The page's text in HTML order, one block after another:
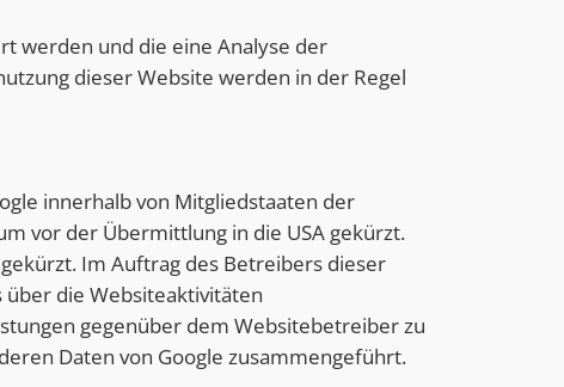
werden und die eine Analyse der
dieser Website werden in der Regel
innerhalb von Mitgliedstaaten der
vor der Übermittlung in die USA gekürzt.
Im Auftrag des Betreibers dieser
die Websiteaktivitäten
gegenüber dem Websitebetreiber zu
Daten von Google zusammengeführt.